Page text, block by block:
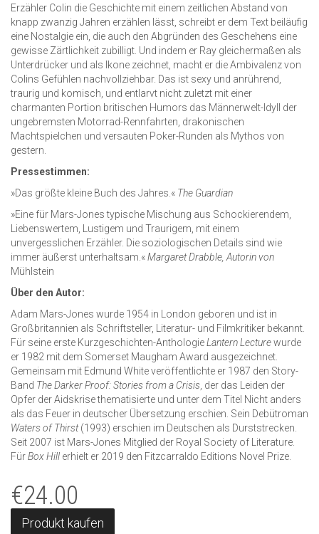
Erzähler Colin die Geschichte mit einem zeitlichen Abstand von
knapp zwanzig Jahren erzählen lässt, schreibt er dem Text beiläufig
eine Nostalgie ein, die auch den Abgründen des Geschehens eine
gewisse Zärtlichkeit zubilligt. Und indem er Ray gleichermaßen als
Unterdrücker und als Ikone zeichnet, macht er die Ambivalenz von
Colins Gefühlen nachvollziehbar. Das ist sexy und anrührend,
traurig und komisch, und entlarvt nicht zuletzt mit einer
charmanten Portion britischen Humors das Männerwelt-Idyll der
ungebremsten Motorrad-Rennfahrten, drakonischen
Machtspielchen und versauten Poker-Runden als Mythos von
gestern.
Pressestimmen:
»Das größte kleine Buch des Jahres.« The Guardian
»Eine für Mars-Jones typische Mischung aus Schockierendem,
Liebenswertem, Lustigem und Traurigem, mit einem
unvergesslichen Erzähler. Die soziologischen Details sind wie
immer äußerst unterhaltsam.«Margaret Drabble, Autorin von
Mühlstein
Über den Autor:
Adam Mars-Jones wurde 1954 in London geboren und ist in
Großbritannien als Schriftsteller, Literatur- und Filmkritiker bekannt.
Für seine erste Kurzgeschichten-AnthologieLantern Lecturewurde
er 1982 mit dem Somerset Maugham Award ausgezeichnet.
Gemeinsam mit Edmund White veröffentlichte er 1987 den Story-
Band The Darker Proof: Stories from a Crisis , der das Leiden der
Opfer der Aidskrise thematisierte und unter dem Titel Nicht anders
als das Feuer in deutscher Übersetzung erschien. Sein Debütroman
Watersof Thirst(1993) erschien im Deutschen als Durststrecken.
Seit 2007 ist Mars-Jones Mitglied der Royal Society of Literature.
FürBox Hill erhielt er 2019 den Fitzcarraldo Editions Novel Prize.
€24.00
Produkt kaufen